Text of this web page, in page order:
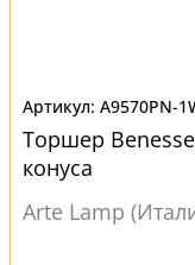
A9570PN-
Торшер
конуса
Arte Lamp